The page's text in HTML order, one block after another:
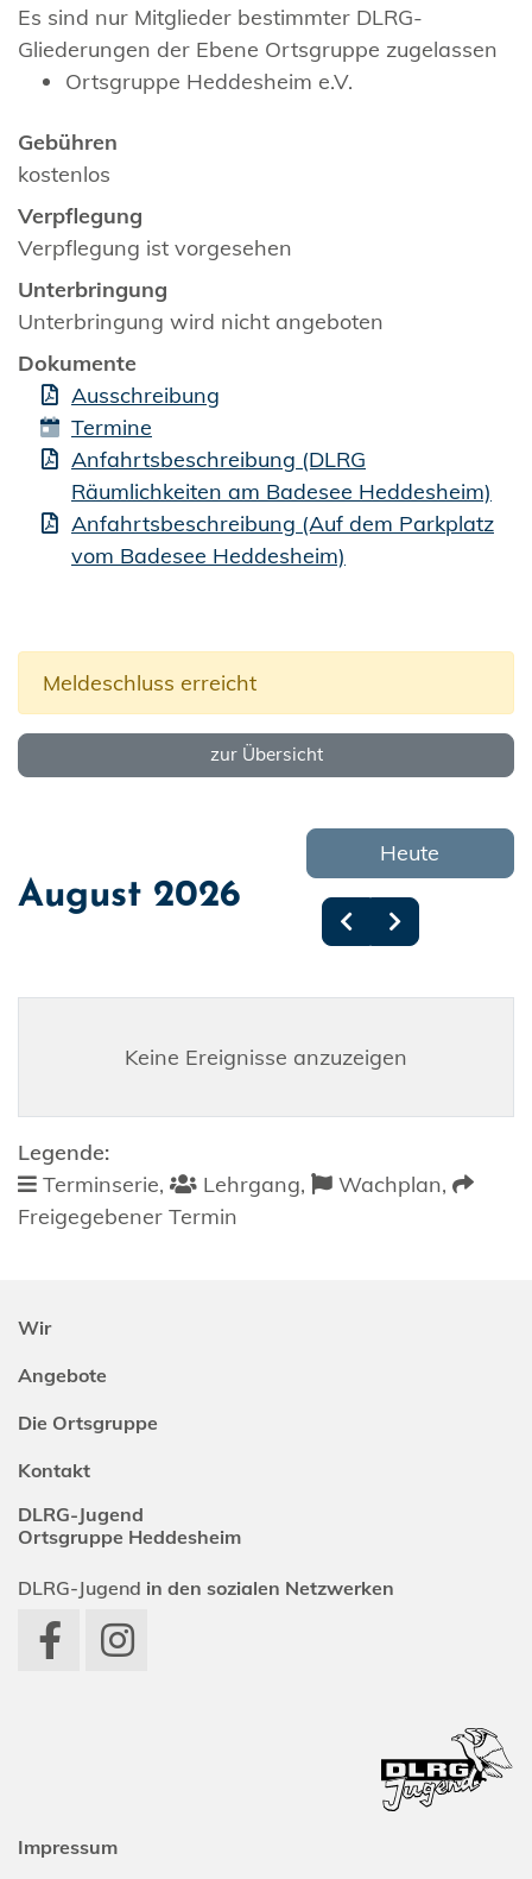
Es sind nur Mitglieder bestimmter DLRG-
Gliederungen der Ebene Ortsgruppe zugelassen
Ortsgruppe Heddesheim e.V.
Gebühren
kostenlos
Verpflegung
Verpflegung ist vorgesehen
Unterbringung
Unterbringung wird nicht angeboten
Dokumente
Ausschreibung
Termine
Anfahrtsbeschreibung (DLRG
Räumlichkeiten am Badesee Heddesheim)
Anfahrtsbeschreibung (Auf dem Parkplatz
vom Badesee Heddesheim)
Meldeschluss erreicht
zur Übersicht
August 2026
Heute
Keine Ereignisse anzuzeigen
Legende:
Terminserie,
Lehrgang,
Wachplan,
Freigegebener Termin
Wir
Angebote
Die Ortsgruppe
Kontakt
DLRG-Jugend
Ortsgruppe Heddesheim
DLRG-Jugend in den sozialen Netzwerken
Impressum